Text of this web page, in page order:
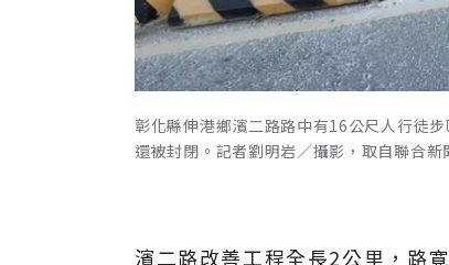
彰化縣伸港鄉濱二路路中有16公尺人行徒
還被封閉。記者劉明岩／攝影，取自聯合新
濱二路改善工程全長2公里，路